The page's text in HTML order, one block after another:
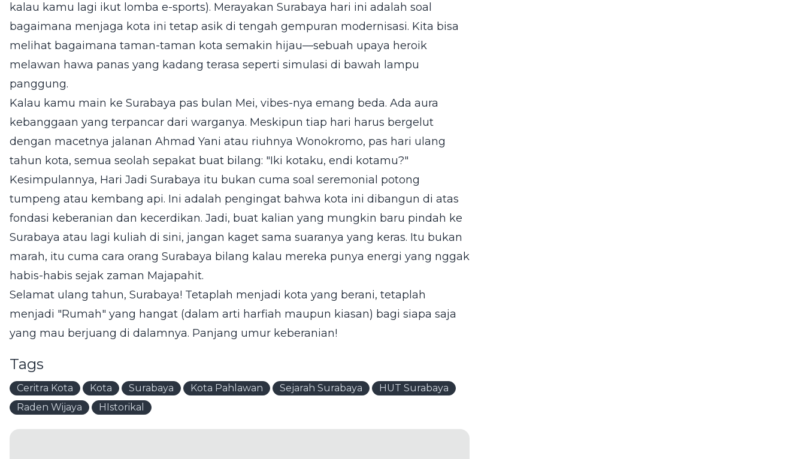
kalau kamu lagi ikut lomba e-sports). Merayakan Surabaya hari ini adalah soal
bagaimana menjaga kota ini tetap asik di tengah gempuran modernisasi. Kita bisa
melihat bagaimana taman-taman kota semakin hijau—sebuah upaya heroik
melawan hawa panas yang kadang terasa seperti simulasi di bawah lampu
panggung.
Kalau kamu main ke Surabaya pas bulan Mei, vibes-nya emang beda. Ada aura
kebanggaan yang terpancar dari warganya. Meskipun tiap hari harus bergelut
dengan macetnya jalanan Ahmad Yani atau riuhnya Wonokromo, pas hari ulang
tahun kota, semua seolah sepakat buat bilang: "Iki kotaku, endi kotamu?"
Kesimpulannya, Hari Jadi Surabaya itu bukan cuma soal seremonial potong
tumpeng atau kembang api. Ini adalah pengingat bahwa kota ini dibangun di atas
fondasi keberanian dan kecerdikan. Jadi, buat kalian yang mungkin baru pindah ke
Surabaya atau lagi kuliah di sini, jangan kaget sama suaranya yang keras. Itu bukan
marah, itu cuma cara orang Surabaya bilang kalau mereka punya energi yang nggak
habis-habis sejak zaman Majapahit.
Selamat ulang tahun, Surabaya! Tetaplah menjadi kota yang berani, tetaplah
menjadi "Rumah" yang hangat (dalam arti harfiah maupun kiasan) bagi siapa saja
yang mau berjuang di dalamnya. Panjang umur keberanian!
Tags
Ceritra Kota Kota Surabaya Kota Pahlawan Sejarah Surabaya
HUT Surabaya
Raden Wijaya
HIstorikal